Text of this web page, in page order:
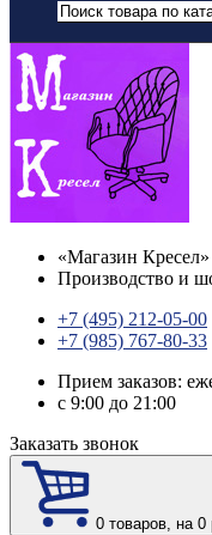
«Магазин Кресел»
Производство и
+7 (495) 212-05-00
+7 (985) 767-80-33
Прием заказов:
с 9:00 до 21:00
Заказать звонок
0 товаров, на 0